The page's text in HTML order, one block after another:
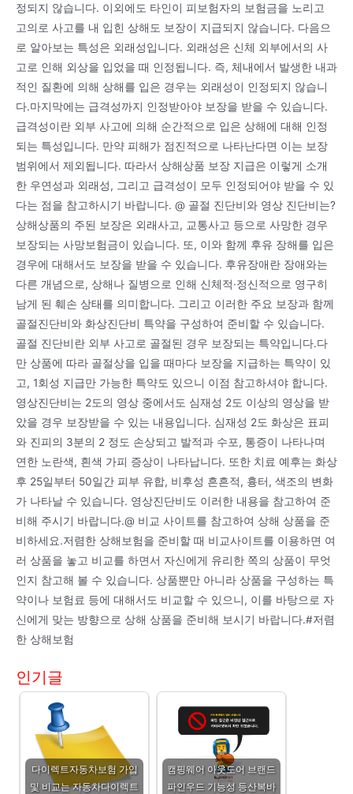
정되지 않습니다. 이외에도 타인이 피보험자의 보험금을 노리고
고의로 사고를 내 입힌 상해도 보장이 지급되지 않습니다. 다음으
로 알아보는 특성은 외래성입니다. 외래성은 신체 외부에서의 사
고로 인해 외상을 입었을 때 인정됩니다. 즉, 체내에서 발생한 내과
적인 질환에 의해 상해를 입은 경우는 외래성이 인정되지 않습니
다.마지막에는 급격성까지 인정받아야 보장을 받을 수 있습니다.
급격성이란 외부 사고에 의해 순간적으로 입은 상해에 대해 인정
되는 특성입니다. 만약 피해가 점진적으로 나타난다면 이는 보장
범위에서 제외됩니다. 따라서 상해상품 보장 지급은 이렇게 소개
한 우연성과 외래성, 그리고 급격성이 모두 인정되어야 받을 수 있
다는 점을 참고하시기 바랍니다. @ 골절 진단비와 영상 진단비는?
상해상품의 주된 보장은 외래사고, 교통사고 등으로 사망한 경우
보장되는 사망보험금이 있습니다. 또, 이와 함께 후유 장해를 입은
경우에 대해서도 보장을 받을 수 있습니다. 후유장애란 장애와는
다른 개념으로, 상해나 질병으로 인해 신체적·정신적으로 영구히
남게 된 훼손 상태를 의미합니다. 그리고 이러한 주요 보장과 함께
골절진단비와 화상진단비 특약을 구성하여 준비할 수 있습니다.
골절 진단비란 외부 사고로 골절된 경우 보장되는 특약입니다.다
만 상품에 따라 골절상을 입을 때마다 보장을 지급하는 특약이 있
고, 1회성 지급만 가능한 특약도 있으니 이점 참고하셔야 합니다.
영상진단비는 2도의 영상 중에서도 심재성 2도 이상의 영상을 받
았을 경우 보장받을 수 있는 내용입니다. 심재성 2도 화상은 표피
와 진피의 3분의 2 정도 손상되고 발적과 수포, 통증이 나타나며
연한 노란색, 흰색 가피 증상이 나타납니다. 또한 치료 예후는 화상
후 25일부터 50일간 피부 유합, 비후성 흔흔적, 흉터, 색조의 변화
가 나타날 수 있습니다. 영상진단비도 이러한 내용을 참고하여 준
비해 주시기 바랍니다.@ 비교 사이트를 참고하여 상해 상품을 준
비하세요.저렴한 상해보험을 준비할 때 비교사이트를 이용하면 여
러 상품을 놓고 비교를 하면서 자신에게 유리한 쪽의 상품이 무엇
인지 참고해 볼 수 있습니다. 상품뿐만 아니라 상품을 구성하는 특
약이나 보험료 등에 대해서도 비교할 수 있으니, 이를 바탕으로 자
신에게 맞는 방향으로 상해 상품을 준비해 보시기 바랍니다.#저렴
한 상해보험
인기글
다이렉트자동차보험 가입
및 비교는 자동차다이렉트
캠핑웨어 아웃도어 브랜드
파인우드 기능성 등산복바